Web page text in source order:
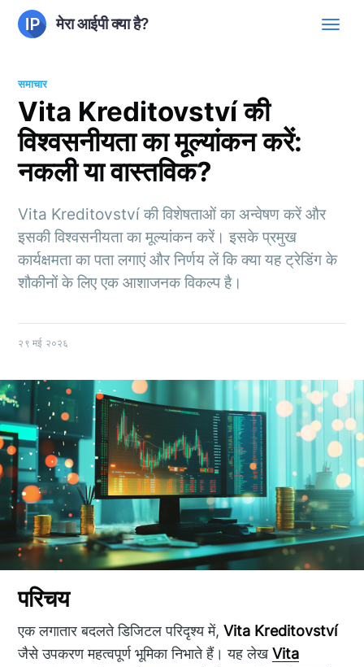
मेरा आईपी क्या है?
समाचार
Vita Kreditovství की
विश्वसनीयता का मूल्यांकन करें:
नकली या वास्तविक?
Vita Kreditovství की विशेषताओं का अन्वेषण करें और
इसकी विश्वसनीयता का मूल्यांकन करें। इसके प्रमुख
कार्यक्षमता का पता लगाएं और निर्णय लें कि क्या यह ट्रेडिंग के
शौकीनों के लिए एक आशाजनक विकल्प है।
२९ मई २०२६
परिचय
एक लगातार बदलते डिजिटल परिदृश्य में,Vita Kreditovství
जैसे उपकरण महत्वपूर्ण भूमिका निभाते हैं। यह लेखVita